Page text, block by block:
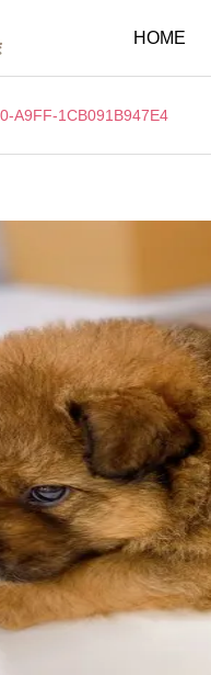
HOME
A9FF-1CB091B947E4